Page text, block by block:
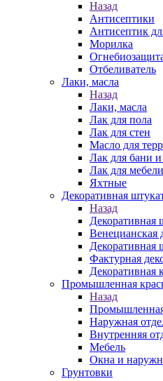
Назад
Антисептики
Антисептик
Морилка
Отбеливатель
Лаки, масла
Назад
Лаки, масла
Лак для пола
Лак для стен
Масло для
Лак для бани
Лак для мебели
Яхтные
Декоративная
Назад
Декоративная
Венецианская
Декоративная
Фактурная
Декоративная
Промышленная
Назад
Промышленная
Наружная
Внутренняя
Мебель
Окна и
Грунтовки